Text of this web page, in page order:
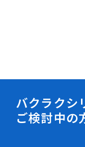
バクラクシ
ご検討中の